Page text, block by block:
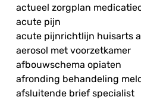
actueel zorgplan
acute pijn
acute pijnrichtlijn huisarts
aerosol met voorzetkamer
afbouwschema opiaten
afronding behandeling
afsluitende brief specialist